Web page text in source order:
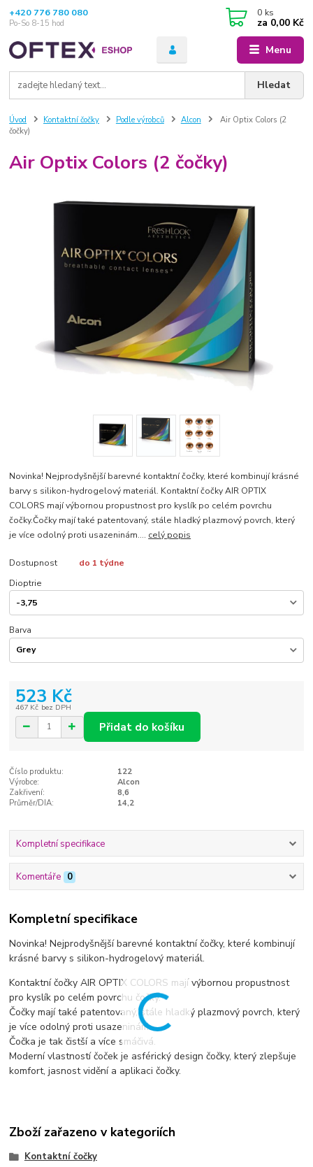
Menu
Hledat
+420 776 780 080
Po-So 8-15 hod
0 ks
za 0,00 Kč
Úvod Kontaktní čočky Podle výrobců Alcon
Air Optix Colors (2
čočky)
Air Optix Colors (2 čočky)
Novinka! Nejprodyšnější barevné kontaktní čočky, které kombinují krásné
barvy s silikon-hydrogelový materiál. Kontaktní čočky AIR OPTIX
COLORS mají výbornou propustnost pro kyslík po celém povrchu
čočky.Čočky mají také patentovaný, stále hladký plazmový povrch, který
je více odolný proti usazeninám.... celý popis
Dostupnost
do 1 týdne
Dioptrie
Barva
523 Kč
467 Kč bez DPH
Přidat do košíku
Číslo produktu:
122
Výrobce:
Alcon
Zakřivení:
8,6
Průměr/DIA:
14,2
Kompletní specifikace
Komentáře 0
Kompletní specifikace
Novinka! Nejprodyšnější barevné kontaktní čočky, které kombinují
krásné barvy s silikon-hydrogelový materiál.
Kontaktní čočky AIR OPTIX COLORS mají výbornou propustnost
pro kyslík po celém povrchu čočky.
Čočky mají také patentovaný, stále hladký plazmový povrch, který
je více odolný proti usazeninám.
Čočka je tak čistší a více smáčivá.
Moderní vlastností čoček je asférický design čočky, který zlepšuje
komfort, jasnost vidění a aplikaci čočky.
Zboží zařazeno v kategoriích
Kontaktní čočky